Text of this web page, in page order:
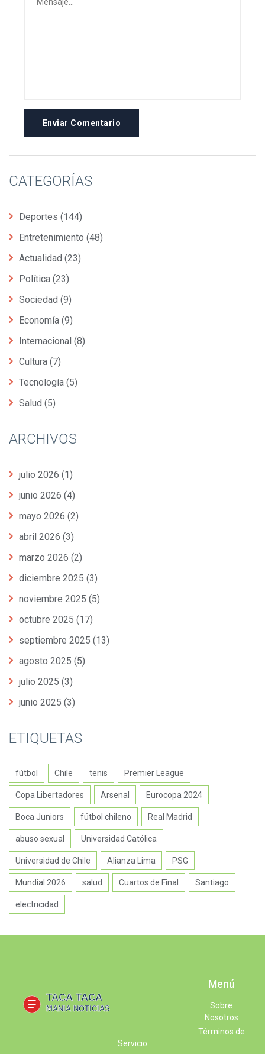
Enviar Comentario
CATEGORÍAS
Deportes (144)
Entretenimiento (48)
Actualidad (23)
Política (23)
Sociedad (9)
Economía (9)
Internacional (8)
Cultura (7)
Tecnología (5)
Salud (5)
ARCHIVOS
julio 2026 (1)
junio 2026 (4)
mayo 2026 (2)
abril 2026 (3)
marzo 2026 (2)
diciembre 2025 (3)
noviembre 2025 (5)
octubre 2025 (17)
septiembre 2025 (13)
agosto 2025 (5)
julio 2025 (3)
junio 2025 (3)
ETIQUETAS
fútbol Chile tenis Premier League
Copa Libertadores Arsenal Eurocopa 2024
Boca Juniors fútbol chileno Real Madrid
abuso sexual Universidad Católica
Universidad de Chile Alianza Lima PSG
Mundial 2026 salud Cuartos de Final Santiago
electricidad
Menú
Sobre
Nosotros
Términos de
Servicio